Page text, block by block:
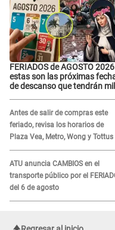
FERIADOS de AGOSTO
estas son las próximas
de descanso que tendrán
Antes de salir de compras este
feriado, revisa los horarios de
Plaza Vea, Metro, Wong y Tottus
ATU anuncia CAMBIOS en el
transporte público por el
del 6 de agosto